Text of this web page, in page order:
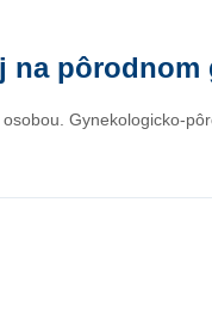
na pôrodnom
Gynekologicko-